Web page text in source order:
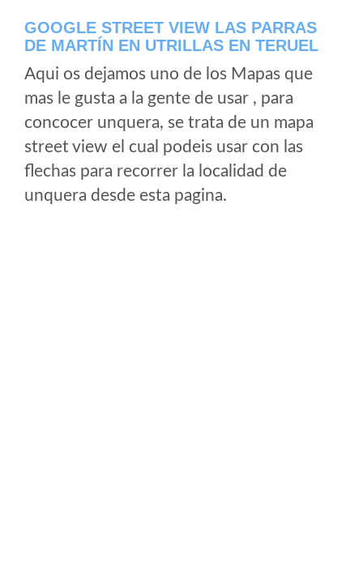
GOOGLE STREET VIEW LAS PARRAS
DE MARTÍN EN UTRILLAS EN TERUEL
Aqui os dejamos uno de los Mapas que
mas le gusta a la gente de usar , para
concocer unquera, se trata de un mapa
street view el cual podeis usar con las
flechas para recorrer la localidad de
unquera desde esta pagina.